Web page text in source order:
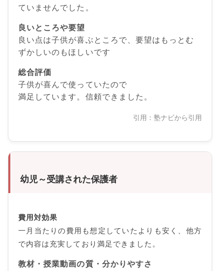
ていませんでした。
良いところや要望
良い点は子供が喜ぶところで、要望はもっとむ
ずかしいのもほしいです
総合評価
子供が喜んで使っていたので
満足しています。信頼できました。
引用：塾ナビから引用
幼児～受講された保護者
費用対効果
一月当たりの費用も想定していたよりも安く、他方
で内容は充実しており満足できました。
教材・授業動画の質・分かりやすさ